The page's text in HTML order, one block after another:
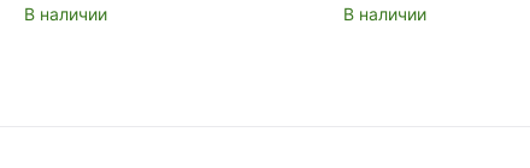
В наличии В наличии